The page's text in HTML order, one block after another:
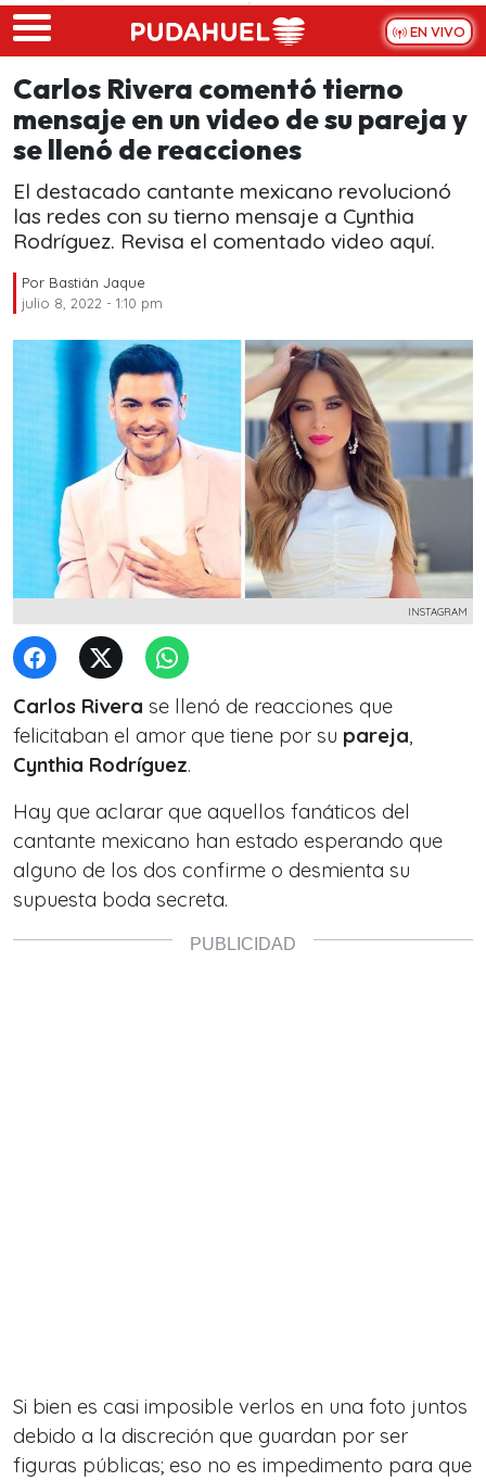
Skip to main content
EN VIVO
Carlos Rivera comentó tierno
mensaje en un video de su pareja y
se llenó de reacciones
El destacado cantante mexicano revolucionó
las redes con su tierno mensaje a Cynthia
Rodríguez. Revisa el comentado video aquí.
Por Bastián Jaque
julio 8, 2022 - 1:10 pm
INSTAGRAM
Carlos Rivera se llenó de reacciones que
felicitaban el amor que tiene por su pareja,
Cynthia Rodríguez.
Hay que aclarar que aquellos fanáticos del
cantante mexicano han estado esperando que
alguno de los dos confirme o desmienta su
supuesta boda secreta.
Si bien es casi imposible verlos en una foto juntos
debido a la discreción que guardan por ser
figuras públicas; eso no es impedimento para que